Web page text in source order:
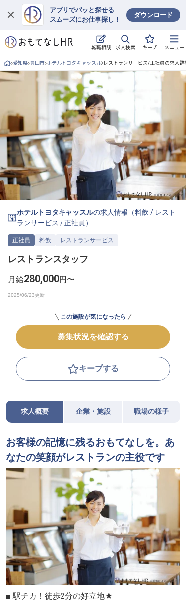
アプリでパッと探せる
スムーズにお仕事探し！
ダウンロード
転職相談 求人検索 キープ メニュー
ログイン
求人・施設を探す
キープした求人
就職・転職 合同説明会
おもてなしHRについて
ご利用の流れ
よくある質問
ホテル・宿泊業界情報コラム
無料 転職サポートに申し込む
採用をお考えの企業様へ
愛知県 豊田市 ホテルトヨタキャッスル レストランサービス/正社員の求人詳
ホテルトヨタキャッスルの求人情報（料飲 / レスト
ランサービス /正社員 ）
正社員 料飲 レストランサービス
レストランスタッフ
月給280,000円〜
この施設が気になったら
募集状況を確認する
キープする
求人概要 企業・施設 職場の様子
お客様の記憶に残るおもてなしを。あ
なたの笑顔がレストランの主役です
■ 駅チカ！徒歩2分の好立地★